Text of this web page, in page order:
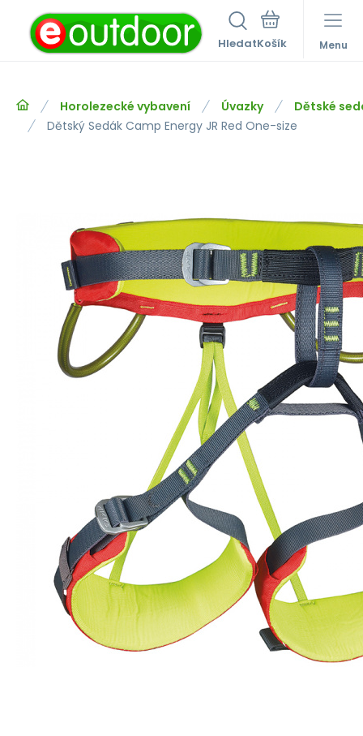
Hledat Menu
Horolezecké vybavení Úvazky
Dětské
Dětský Sedák Camp Energy JR Red One-size